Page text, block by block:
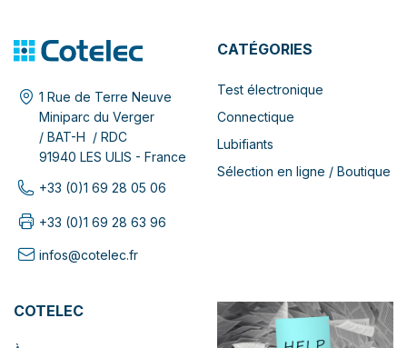
1 Rue de Terre Neuve
Miniparc du Verger
/ BAT-H / RDC
91940 LES ULIS - France
+33 (0)1 69 28 05 06
+33 (0)1 69 28 63 96
infos@cotelec.fr
CATÉGORIES
Test électronique
Connectique
Lubifiants
Sélection en ligne / Boutique
COTELEC